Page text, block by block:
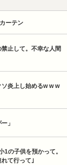
ーテン
止して。不幸な人間
ソ炎上し始めるw w w
」
1の子供を預かって。
て行って｣